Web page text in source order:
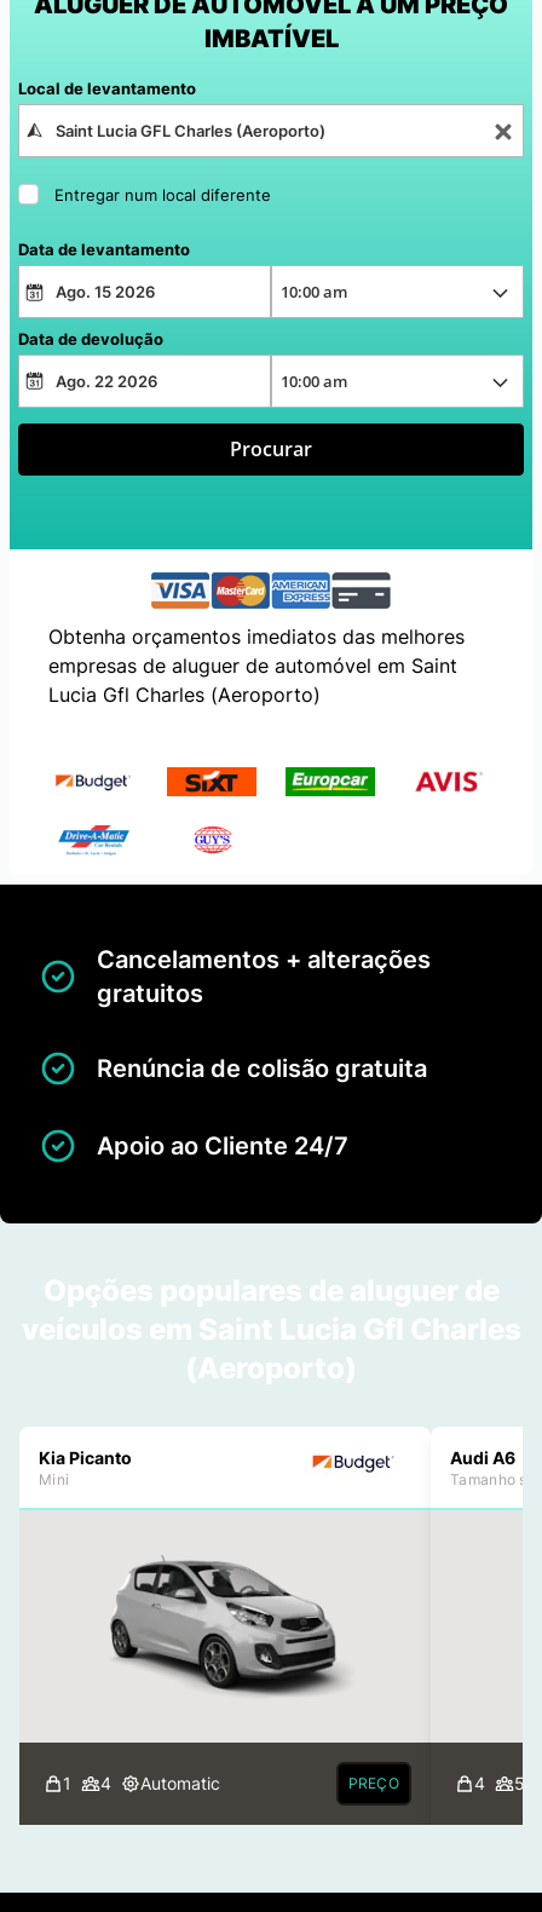
IMBATÍVEL
Local de levantamento
Entregar num local diferente
Data de levantamento
Data de devolução
Procurar
Obtenha orçamentos imediatos das melhores
empresas de aluguer de automóvel em Saint
Lucia Gfl Charles (Aeroporto)
Cancelamentos + alterações
gratuitos
Renúncia de colisão gratuita
Apoio ao Cliente 24/7
Opções populares de aluguer de
veículos em Saint Lucia Gfl Charles
(Aeroporto)
Kia Picanto
Mini
1 4 Automatic PREÇO
Audi A6
Tamanho
4 5